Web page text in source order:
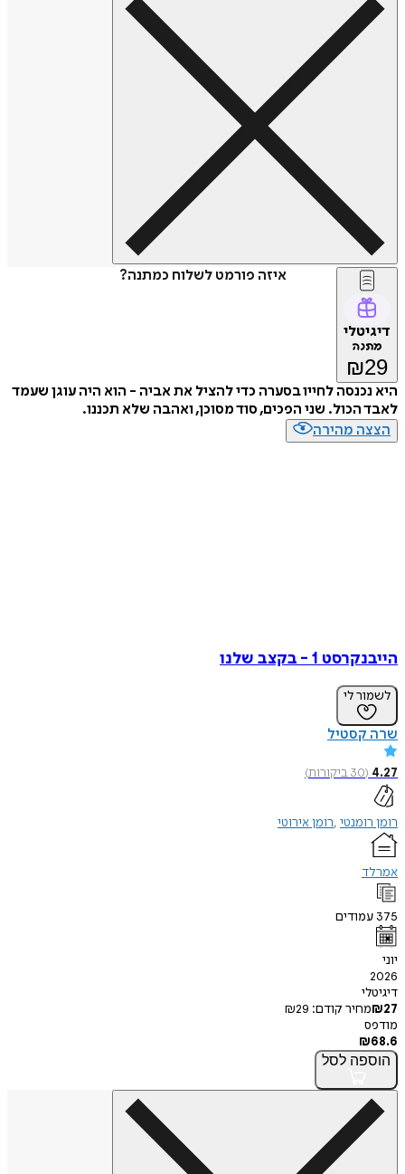
איזה פורמט לשלוח כמתנה?
דיגיטלי
מתנה
₪29
היא נכנסה לחייו בסערה כדי להציל את אביה - הוא היה עוגן שעמד
לאבד הכול. שני הפכים, סוד מסוכן, ואהבה שלא תכננו.
הצצה מהירה
הייבנקרסט 1 - בקצב שלנו
לשמור לי
שרה קסטיל
4.27
(
30ביקורות)
רומן רומנטי רומן אירוטי
אמרלד
375 עמודים
יוני
2026
דיגיטלי
₪27 מחיר קודם: ₪29
מודפס
₪68.6
הוספה לסל